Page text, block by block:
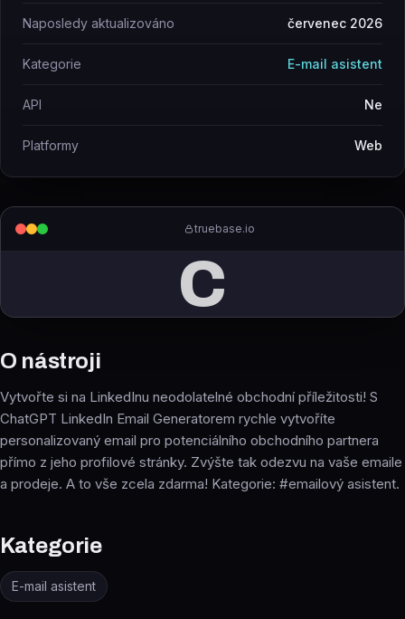
truebase.io
C
O nástroji
Vytvořte si na LinkedInu neodolatelné obchodní příležitosti! S
ChatGPT LinkedIn Email Generatorem rychle vytvoříte
personalizovaný email pro potenciálního obchodního partnera
přímo z jeho profilové stránky. Zvýšte tak odezvu na vaše emaile
a prodeje. A to vše zcela zdarma! Kategorie: #emailový asistent.
Kategorie
E-mail asistent
Naposledy aktualizováno červenec 2026
Kategorie E-mail asistent
API Ne
Platformy Web